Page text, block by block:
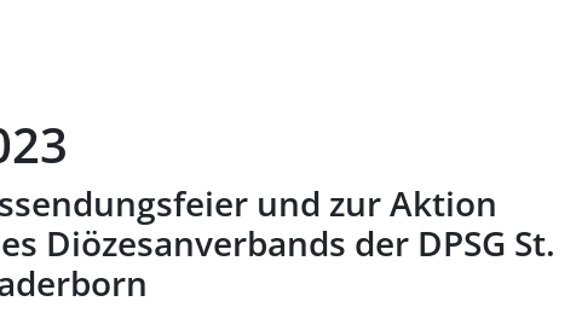
und zur Aktion
Diözesanverbands der DPSG St.